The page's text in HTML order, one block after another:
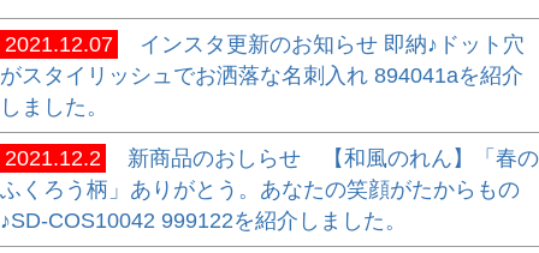
2021.12.07
インスタ更新のお知らせ 即納♪ドット穴
がスタイリッシュでお洒落な名刺入れ 894041aを紹介
しました。
2021.12.2
新商品のおしらせ 【和風のれん】「春の
ふくろう柄」ありがとう。あなたの笑顔がたからもの
♪SD-COS10042 999122を紹介しました。